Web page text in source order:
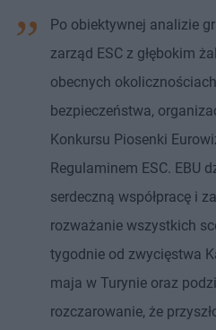
Po obiektywnej analizie
zarząd ESC z głębokim
obecnych
bezpieczeństwa,
Konkursu Piosenki
Regulaminem ESC. EBU
serdeczną współpracę i
rozważanie wszystkich
tygodnie od zwycięstwa
maja w Turynie oraz
rozczarowanie, że